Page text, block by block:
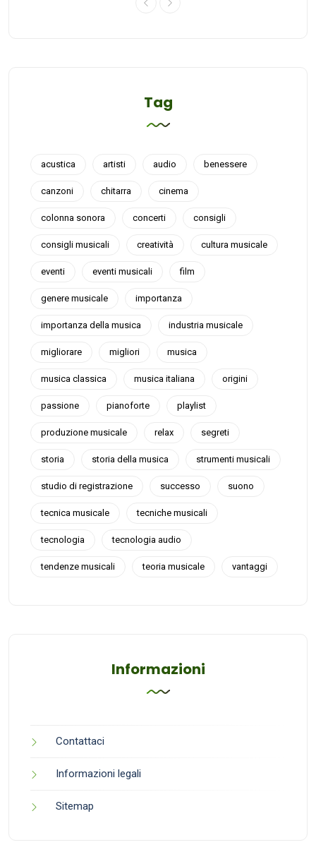
Tag
acustica artisti audio benessere
canzoni chitarra cinema
colonna sonora concerti consigli
consigli musicali creatività cultura musicale
eventi eventi musicali film
genere musicale importanza
importanza della musica industria musicale
migliorare migliori musica
musica classica musica italiana origini
passione pianoforte playlist
produzione musicale relax segreti
storia storia della musica strumenti musicali
studio di registrazione successo suono
tecnica musicale tecniche musicali
tecnologia tecnologia audio
tendenze musicali teoria musicale vantaggi
Informazioni
Contattaci
Informazioni legali
Sitemap